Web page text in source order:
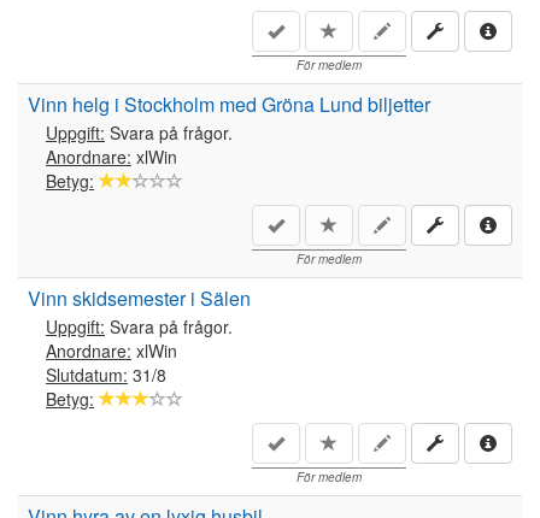
För medlem
Vinn helg i Stockholm med Gröna Lund biljetter
Uppgift: Svara på frågor.
Anordnare: xlWin
Betyg:
För medlem
Vinn skidsemester i Sälen
Uppgift: Svara på frågor.
Anordnare: xlWin
Slutdatum: 31/8
Betyg:
För medlem